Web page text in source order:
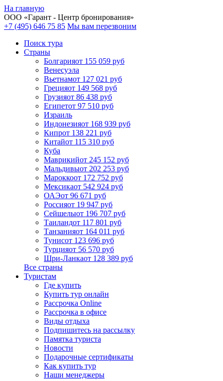
На главную
ООО «Гарант - Центр бронирования»
+7 (495) 646 75 85 Мы вам перезвоним
Поиск тура
Cтраны
Болгарияот 155 059 руб
Венесуэла
Вьетнамот 127 021 руб
Грецияот 149 568 руб
Грузияот 86 438 руб
Египетот 97 510 руб
Израиль
Индонезияот 168 939 руб
Кипрот 138 221 руб
Китайот 115 310 руб
Куба
Маврикийот 245 152 руб
Мальдивыот 202 253 руб
Мароккоот 172 752 руб
Мексикаот 542 924 руб
ОАЭот 96 671 руб
Россияот 19 947 руб
Сейшелыот 196 707 руб
Таиландот 117 801 руб
Танзанияот 164 011 руб
Тунисот 123 696 руб
Турцияот 56 570 руб
Шри-Ланкаот 128 389 руб
Все страны
Туристам
Где купить
Купить тур онлайн
Рассрочка Online
Рассрочка в офисе
Виды отдыха
Подпишитесь на рассылку
Памятка туриста
Новости
Подарочные сертификаты
Как купить тур
Наши менеджеры